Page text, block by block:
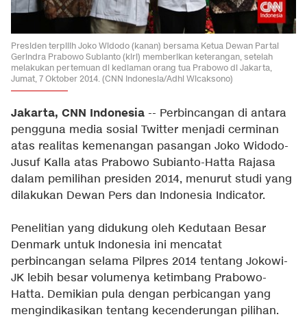
Presiden terpilih Joko Widodo (kanan) bersama Ketua Dewan Partai
Gerindra Prabowo Subianto (kiri) memberikan keterangan, setelah
melakukan pertemuan di kediaman orang tua Prabowo di Jakarta,
Jumat, 7 Oktober 2014. (CNN Indonesia/Adhi Wicaksono)
Jakarta, CNN Indonesia -- Perbincangan di antara
pengguna media sosial Twitter menjadi cerminan
atas realitas kemenangan pasangan Joko Widodo-
Jusuf Kalla atas Prabowo Subianto-Hatta Rajasa
dalam pemilihan presiden 2014, menurut studi yang
dilakukan Dewan Pers dan Indonesia Indicator.
Penelitian yang didukung oleh Kedutaan Besar
Denmark untuk Indonesia ini mencatat
perbincangan selama Pilpres 2014 tentang Jokowi-
JK lebih besar volumenya ketimbang Prabowo-
Hatta. Demikian pula dengan perbicangan yang
mengindikasikan tentang kecenderungan pilihan.